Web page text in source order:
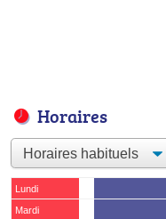
Horaires
Lundi
Mardi